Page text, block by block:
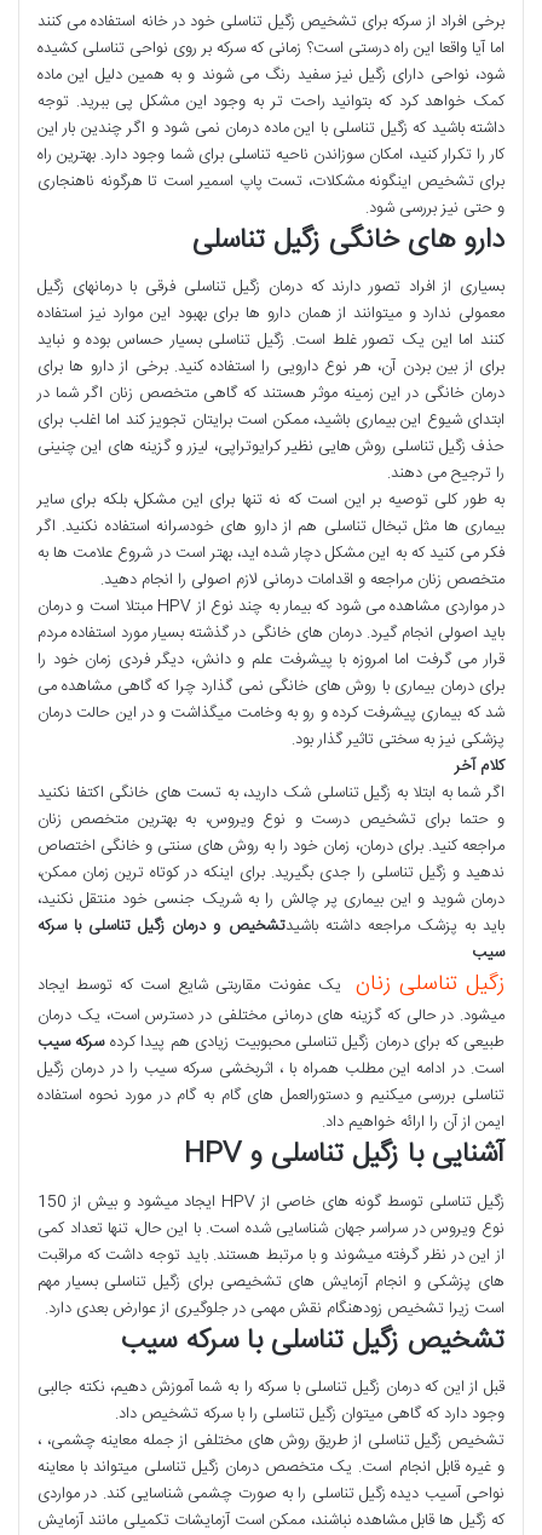
برخی افراد از سرکه برای تشخیص زگیل تناسلی خود در خانه استفاده می کنند
اما آیا واقعا این راه درستی است؟ زمانی که سرکه بر روی نواحی تناسلی کشیده
شود، نواحی دارای زگیل نیز سفید رنگ می شوند و به همین دلیل این ماده
کمک خواهد کرد که بتوانید راحت تر به وجود این مشکل پی ببرید. توجه
داشته باشید که زگیل تناسلی با این ماده درمان نمی شود و اگر چندین بار این
کار را تکرار کنید، امکان سوزاندن ناحیه تناسلی برای شما وجود دارد. بهترین راه
برای تشخیص اینگونه مشکلات، تست پاپ اسمیر است تا هرگونه ناهنجاری
و حتی نیز بررسی شود.
دارو های خانگی زگیل تناسلی
بسیاری از افراد تصور دارند که درمان زگیل تناسلی فرقی با درمانهای زگیل
معمولی ندارد و میتوانند از همان دارو ها برای بهبود این موارد نیز استفاده
کنند اما این یک تصور غلط است. زگیل تناسلی بسیار حساس بوده و نباید
برای از بین بردن آن، هر نوع دارویی را استفاده کنید. برخی از دارو ها برای
درمان خانگی در این زمینه موثر هستند که گاهی متخصص زنان اگر شما در
ابتدای شیوع این بیماری باشید، ممکن است برایتان تجویز کند اما اغلب برای
حذف زگیل تناسلی روش هایی نظیر کرایوتراپی، لیزر و گزینه های این چنینی
را ترجیح می دهند.
به طور کلی توصیه بر این است که نه تنها برای این مشکل، بلکه برای سایر
بیماری ها مثل تبخال تناسلی هم از دارو های خودسرانه استفاده نکنید. اگر
فکر می کنید که به این مشکل دچار شده اید، بهتر است در شروع علامت ها به
متخصص زنان مراجعه و اقدامات درمانی لازم اصولی را انجام دهید.
در مواردی مشاهده می شود که بیمار به چند نوع از HPV مبتلا است و درمان
باید اصولی انجام گیرد. درمان های خانگی در گذشته بسیار مورد استفاده مردم
قرار می گرفت اما امروزه با پیشرفت علم و دانش، دیگر فردی زمان خود را
برای درمان بیماری با روش های خانگی نمی گذارد چرا که گاهی مشاهده می
شد که بیماری پیشرفت کرده و رو به وخامت میگذاشت و در این حالت درمان
پزشکی نیز به سختی تاثیر گذار بود.
کلام آخر
اگر شما به ابتلا به زگیل تناسلی شک دارید، به تست های خانگی اکتفا نکنید
و حتما برای تشخیص درست و نوع ویروس، به بهترین متخصص زنان
مراجعه کنید. برای درمان، زمان خود را به روش های سنتی و خانگی اختصاص
ندهید و زگیل تناسلی را جدی بگیرید. برای اینکه در کوتاه ترین زمان ممکن،
درمان شوید و این بیماری پر چالش را به شریک جنسی خود منتقل نکنید،
باید به پزشک مراجعه داشته باشیدتشخیص و درمان زگیل تناسلی با سرکه
سیب
زگیل تناسلی زنان یک عفونت مقاربتی شایع است که توسط ایجاد
میشود. در حالی که گزینه های درمانی مختلفی در دسترس است، یک درمان
طبیعی که برای درمان زگیل تناسلی محبوبیت زیادی هم پیدا کردهسرکه سیب
است. در ادامه این مطلب همراه با ، اثربخشی سرکه سیب را در درمان زگیل
تناسلی بررسی میکنیم و دستورالعمل های گام به گام در مورد نحوه استفاده
ایمن از آن را ارائه خواهیم داد.
آشنایی با زگیل تناسلی وHPV
زگیل تناسلی توسط گونه های خاصی از HPV ایجاد میشود و بیش از 150
نوع ویروس در سراسر جهان شناسایی شده است. با این حال، تنها تعداد کمی
از این در نظر گرفته میشوند و با مرتبط هستند. باید توجه داشت که مراقبت
های پزشکی و انجام آزمایش های تشخیصی برای زگیل تناسلی بسیار مهم
است زیرا تشخیص زودهنگام نقش مهمی در جلوگیری از عوارض بعدی دارد.
تشخیص زگیل تناسلی با سرکه سیب
قبل از این که درمان زگیل تناسلی با سرکه را به شما آموزش دهیم، نکته جالبی
وجود دارد که گاهی میتوان زگیل تناسلی را با سرکه تشخیص داد.
تشخیص زگیل تناسلی از طریق روش های مختلفی از جمله معاینه چشمی، ،
و غیره قابل انجام است. یک متخصص درمان زگیل تناسلی میتواند با معاینه
نواحی آسیب دیده زگیل تناسلی را به صورت چشمی شناسایی کند. در مواردی
که زگیل ها قابل مشاهده نباشند، ممکن است آزمایشات تکمیلی مانند آزمایش